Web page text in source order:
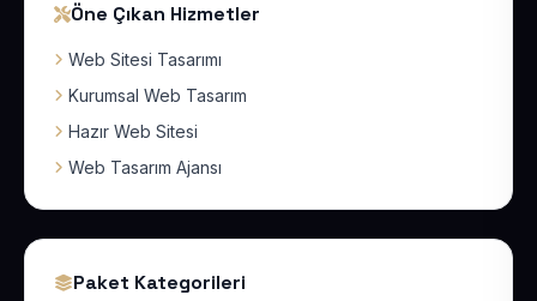
Öne Çıkan Hizmetler
Web Sitesi Tasarımı
Kurumsal Web Tasarım
Hazır Web Sitesi
Web Tasarım Ajansı
Paket Kategorileri